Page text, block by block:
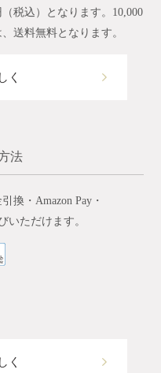
税込）となります。10,000
送料無料となります。
く
法
換・Amazon Pay・
いただけます。
く